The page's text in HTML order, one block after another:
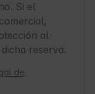
Si el
al
reserva.
de